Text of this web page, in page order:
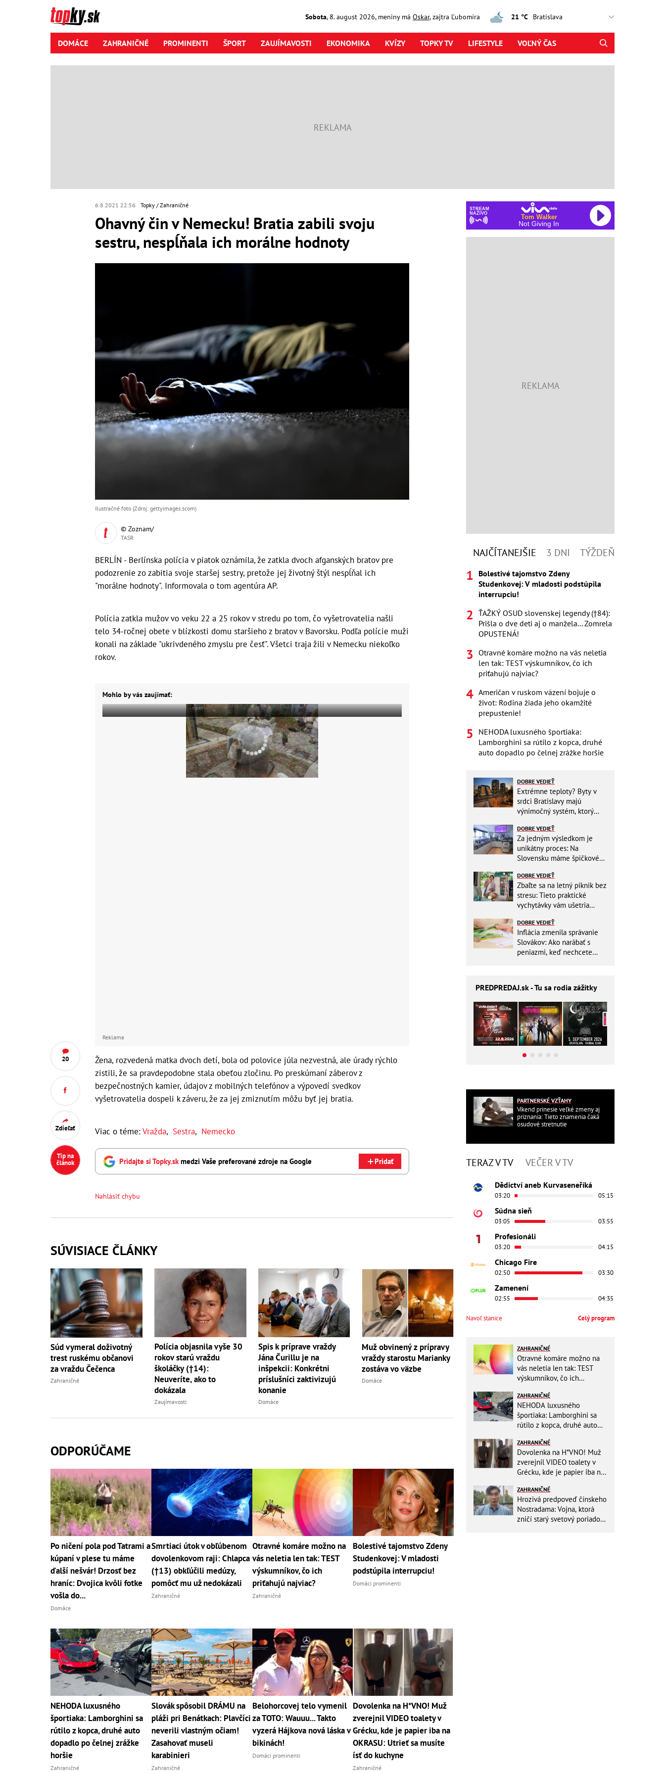
Sobota, 8. august2026, meniny má Oskar, zajtra Ľubomíra 21 °C
DOMÁCE ZAHRANIČNÉ PROMINENTI ŠPORT ZAUJÍMAVOSTI EKONOMIKA KVÍZY TOPKY TV LIFESTYLE VOĽNÝ ČAS
6.8.2021 22:56 Topky Zahraničné
Ohavný čin v Nemecku! Bratia zabili svoju
sestru, nespĺňala ich morálne hodnoty
20
Zdieľať
Tip na
článok
Ilustračné foto (Zdroj: gettyimages.scom)
© Zoznam/
TASR
BERLÍN - Berlínska polícia v piatok oznámila, že zatkla dvoch afganských bratov pre
podozrenie zo zabitia svoje staršej sestry, pretože jej životný štýl nespĺňal ich
"morálne hodnoty". Informovala o tom agentúra AP.
Polícia zatkla mužov vo veku 22 a 25 rokov v stredu po tom, čo vyšetrovatelia našli
telo 34-ročnej obete v blízkosti domu staršieho z bratov v Bavorsku. Podľa polície muži
konali na základe "ukrivdeného zmyslu pre česť". Všetci traja žili v Nemecku niekoľko
rokov.
Mohlo by vás zaujímať:
Reklama
Žena, rozvedená matka dvoch detí, bola od polovice júla nezvestná, ale úrady rýchlo
zistili, že sa pravdepodobne stala obeťou zločinu. Po preskúmaní záberov z
bezpečnostných kamier, údajov z mobilných telefónov a výpovedí svedkov
vyšetrovatelia dospeli k záveru, že za jej zmiznutím môžu byť jej bratia.
Viac o téme:Vražda, Sestra, Nemecko
Pridajte si Topky.sk medzi Vaše preferované zdroje na Google Pridať
Nahlásiť chybu
SÚVISIACE ČLÁNKY
Súd vymeral doživotný
trest ruskému občanovi
za vraždu Čečenca
Zahraničné
Polícia objasnila vyše 30
rokov starú vraždu
školáčky (†14):
Neuveríte, ako to
dokázala
Zaujímavosti
Spis k príprave vraždy
Jána Čurillu je na
inšpekcii: Konkrétni
príslušníci zaktivizujú
konanie
Domáce
Muž obvinený z prípravy
vraždy starostu Marianky
zostáva vo väzbe
Domáce
ODPORÚČAME
Po ničení pola pod Tatrami a
kúpaní v plese tu máme
ďalší nešvár! Drzosť bez
hraníc: Dvojica kvôli fotke
vošla do...
Domáce
Smrtiaci útok v obľúbenom
dovolenkovom raji: Chlapca
(†13) obkľúčili medúzy,
pomôcť mu už nedokázali
Zahraničné
Otravné komáre možno na
vás neletia len tak: TEST
výskumníkov, čo ich
priťahujú najviac?
Zahraničné
Bolestivé tajomstvo Zdeny
Studenkovej: V mladosti
podstúpila interrupciu!
Domáci prominenti
NEHODA luxusného
športiaka: Lamborghini sa
rútilo z kopca, druhé auto
dopadlo po čelnej zrážke
horšie
Zahraničné
Slovák spôsobil DRÁMU na
pláži pri Benátkach: Plavčíci
neverili vlastným očiam!
Zasahovať museli
karabinieri
Zahraničné
Belohorcovej telo vymenil
za TOTO: Wauuu... Takto
vyzerá Hájkova nová láska v
bikinách!
Domáci prominenti
Dovolenka na H*VNO! Muž
zverejnil VIDEO toalety v
Grécku, kde je papier iba na
OKRASU: Utrieť sa musíte
ísť do kuchyne
Zahraničné
STREAM
NAŽIVO
Tom Walker
Not Giving In
NAJČÍTANEJŠIE 3 DNI TÝŽDEŇ
Bolestivé tajomstvo Zdeny
Studenkovej: V mladosti podstúpila
interrupciu!
ŤAŽKÝ OSUD slovenskej legendy (†84):
Prišla o dve deti aj o manžela... Zomrela
OPUSTENÁ!
Otravné komáre možno na vás neletia
len tak: TEST výskumníkov, čo ich
priťahujú najviac?
Američan v ruskom väzení bojuje o
život: Rodina žiada jeho okamžité
prepustenie!
NEHODA luxusného športiaka:
Lamborghini sa rútilo z kopca, druhé
auto dopadlo po čelnej zrážke horšie
DOBRE VEDIEŤ
Extrémne teploty? Byty v
srdci Bratislavy majú
výnimočný systém, ktorý
DOBRE VEDIEŤ
Za jedným výsledkom je
unikátny proces: Na
Slovensku máme špičkové
DOBRE VEDIEŤ
Zbaľte sa na letný piknik bez
stresu: Tieto praktické
vychytávky vám ušetria
DOBRE VEDIEŤ
Inflácia zmenila správanie
Slovákov: Ako narábať s
peniazmi, keď nechcete
PREDPREDAJ.sk - Tu sa rodia zážitky
PARTNERSKÉ VZŤAHY
Víkend prinesie veľké zmeny aj
priznania: Tieto znamenia čaká
osudové stretnutie
TERAZ V TV VEČER V TV
Dědictví aneb Kurvaseneříká
03:20 05:15
Súdna sieň
03:05 03:55
Profesionáli
03:20 04:15
Chicago Fire
02:50 03:30
Zamenení
02:55 04:35
Navoľ stanice Celý program
ZAHRANIČNÉ
Otravné komáre možno na
vás neletia len tak: TEST
výskumníkov, čo ich
ZAHRANIČNÉ
NEHODA luxusného
športiaka: Lamborghini sa
rútilo z kopca, druhé auto
horšie
ZAHRANIČNÉ
Dovolenka na H*VNO! Muž
zverejnil VIDEO toalety v
Grécku, kde je papier iba na
do kuchyne
ZAHRANIČNÉ
Hrozivá predpoveď čínskeho
Nostradama: Vojna, ktorá
zničí starý svetový poriadok!